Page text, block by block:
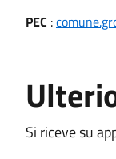
PEC :
Si riceve su